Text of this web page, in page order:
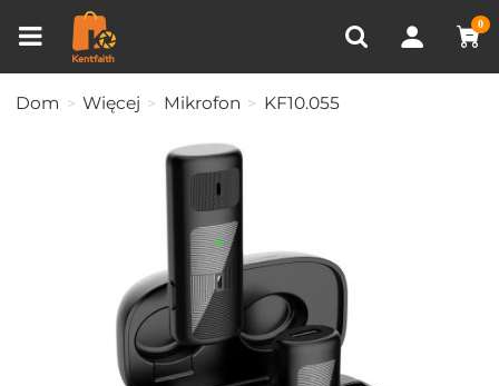
0
OSTATNIO OGLĄDANE
Porównanie produktów (0)
Dom Więcej Mikrofon KF10.055